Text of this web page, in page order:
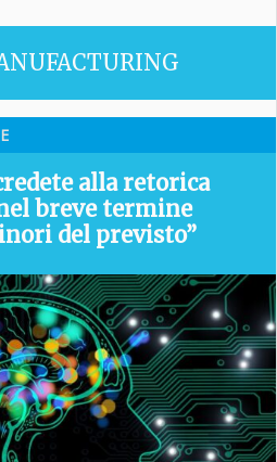
alla retorica
breve termine
del previsto”